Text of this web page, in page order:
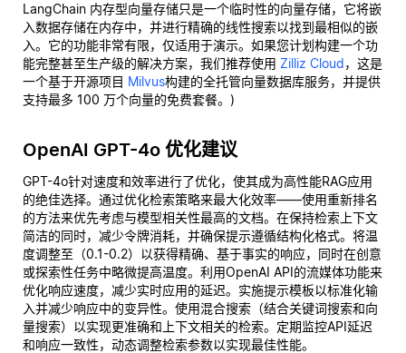
LangChain 内存型向量存储只是一个临时性的向量存储，它将嵌
入数据存储在内存中，并进行精确的线性搜索以找到最相似的嵌
入。它的功能非常有限，仅适用于演示。如果您计划构建一个功
能完整甚至生产级的解决方案，我们推荐使用 Zilliz Cloud，这是
一个基于开源项目 Milvus构建的全托管向量数据库服务，并提供
支持最多 100 万个向量的免费套餐。)
OpenAI GPT-4o 优化建议
GPT-4o针对速度和效率进行了优化，使其成为高性能RAG应用
的绝佳选择。通过优化检索策略来最大化效率——使用重新排名
的方法来优先考虑与模型相关性最高的文档。在保持检索上下文
简洁的同时，减少令牌消耗，并确保提示遵循结构化格式。将温
度调整至（0.1-0.2）以获得精确、基于事实的响应，同时在创意
或探索性任务中略微提高温度。利用OpenAI API的流媒体功能来
优化响应速度，减少实时应用的延迟。实施提示模板以标准化输
入并减少响应中的变异性。使用混合搜索（结合关键词搜索和向
量搜索）以实现更准确和上下文相关的检索。定期监控API延迟
和响应一致性，动态调整检索参数以实现最佳性能。